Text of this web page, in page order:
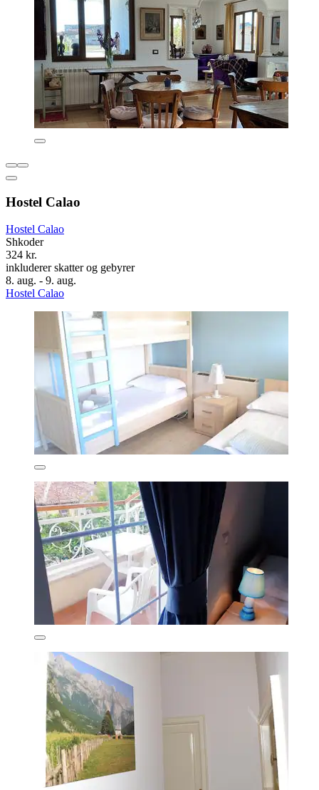
Hostel Calao
Hostel Calao
Shkoder
324 kr.
inkluderer skatter og gebyrer
8. aug. - 9. aug.
Hostel Calao